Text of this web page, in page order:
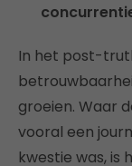
In het post-
groeien. Waar
vooral een
kwestie was, is